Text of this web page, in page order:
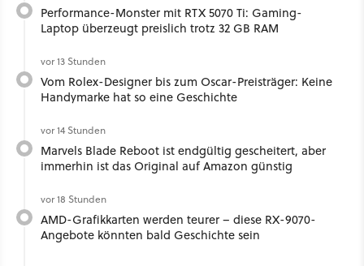
Performance-Monster mit RTX 5070 Ti: Gaming-
Laptop überzeugt preislich trotz 32 GB RAM
vor 13 Stunden
Vom Rolex-Designer bis zum Oscar-Preisträger: Keine
Handymarke hat so eine Geschichte
vor 14 Stunden
Marvels Blade Reboot ist endgültig gescheitert, aber
immerhin ist das Original auf Amazon günstig
vor 18 Stunden
AMD-Grafikkarten werden teurer – diese RX-9070-
Angebote könnten bald Geschichte sein